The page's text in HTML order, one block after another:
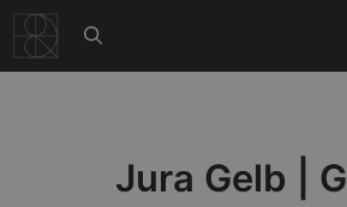
naar
de
Jura Gelb |